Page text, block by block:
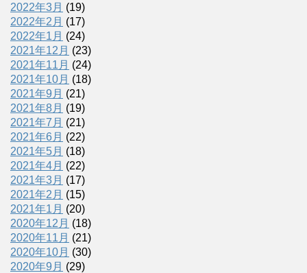
2022年3月 (19)
2022年2月 (17)
2022年1月 (24)
2021年12月 (23)
2021年11月 (24)
2021年10月 (18)
2021年9月 (21)
2021年8月 (19)
2021年7月 (21)
2021年6月 (22)
2021年5月 (18)
2021年4月 (22)
2021年3月 (17)
2021年2月 (15)
2021年1月 (20)
2020年12月 (18)
2020年11月 (21)
2020年10月 (30)
2020年9月 (29)